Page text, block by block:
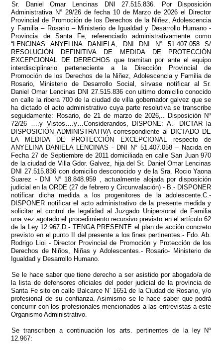
Sr. Daniel Omar Lencinas DNI 27.515.836. Por Disposición
Administrativa N° 29/26 de fecha 10 de Marzo de 2026 el Director
Provincial de Promoción de los Derechos de la Niñez, Adolescencia
y Familia – Rosario – Ministerio de Igualdad y Desarrollo Humano -
Provincia de Santa Fe, referenciado administrativamente como
“LENCINAS ANYELINA DANIELA, DNI DNI N° 51.407.058 S/
RESOLUCIÓN DEFINITIVA DE MEDIDA DE PROTECCIÓN
EXCEPCIONAL DE DERECHOS que tramitan por ante el equipo
interdisciplinario perteneciente a la Dirección Provincial de
Promoción de los Derechos de la Niñez, Adolescencia y Familia de
Rosario, Ministerio de Desarrollo Social, sírvase notificar al Sr.
Daniel Omar Lencinas DNI 27.515.836 con ultimo domicilio conocido
en calle la ribera 700 de la ciudad de villa gobernador galvez que se
ha dictado el acto administrativo cuya parte resolutiva se transcribe
seguidamente: Rosario, de 21 de marzo de 2026,.. Disposición Nº
72/26 ….y Vistos….y…Considerandos, DISPONE: A.- DICTAR la
DISPOSICIÓN ADMINISTRATIVA correspondiente al DICTADO DE
LA MEDIDA DE PROTECCIÓN EXCEPCIONAL respecto de
ANYELINA DANIELA LENCINAS - DNI N° 51.407.058 – Nacida en
Fecha 27 de Septiembre de 2011 domiciliada en calle San Juan 970
de la ciudad de Villa Gdor. Galvez, hija del Sr. Daniel Omar Lencinas
DNI 27.515.836 con domicilio desconocido y de la Sra. Rocio Yaona
Suarez - DNI N° 18.848.959 , actualmente alojada por disposición
judicial en la ORDE (27 de febrero y Circunvalación) - B.- DISPONER
notificar dicha medida a los progenitores de la adolescente.C.-
DISPONER notificar el acto administrativo de la presente medida y
solicitar el control de legalidad al Juzgado Unipersonal de Familia
una vez agotado el procedimiento recursivo previsto en el artículo 62
de la Ley 12.967.D.- TENGA PRESENTE el plan de acción concreto
previsto en el punto II del presente a los fines pertinentes.- Fdo. Ab.
Rodrigo Lioi - Director Provincial de Promoción y Protección de los
Derechos de Niños, Niñas y Adolescentes.- Rosario- Ministerio de
Igualdad y Desarrollo Humano.
Se le hace saber que tiene derecho a ser asistido por abogado/a de
la lista de defensores oficiales del poder judicial de la provincia de
Santa Fe sito en calle Balcarce N` 1651 de la Ciudad de Rosario, y/o
profesional de su confianza. Asimismo se le hace saber que podrá
concurrir con los profesionales mencionados a las entrevistas a este
Organismo Administrativo.
Se transcriben a continuación los arts. pertinentes de la ley Nº
12.967: